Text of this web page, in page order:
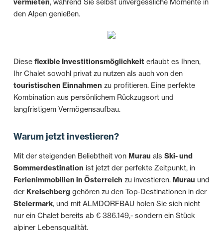
vermieten, während Sie selbst unvergessliche Momente in
den Alpen genießen.
Diese flexible Investitionsmöglichkeiterlaubt es Ihnen,
Ihr Chalet sowohl privat zu nutzen als auch von den
touristischen Einnahmen zu profitieren. Eine perfekte
Kombination aus persönlichem Rückzugsort und
langfristigem Vermögensaufbau.
Warum jetzt investieren?
Mit der steigenden Beliebtheit von Murau als Ski- und
Sommerdestination ist jetzt der perfekte Zeitpunkt, in
Ferienimmobilien in Österreich zu investieren. Murau und
der Kreischberg gehören zu den Top-Destinationen in der
Steiermark, und mit ALMDORFBAU holen Sie sich nicht
nur ein Chalet bereits ab € 386.149,- sondern ein Stück
alpiner Lebensqualität.